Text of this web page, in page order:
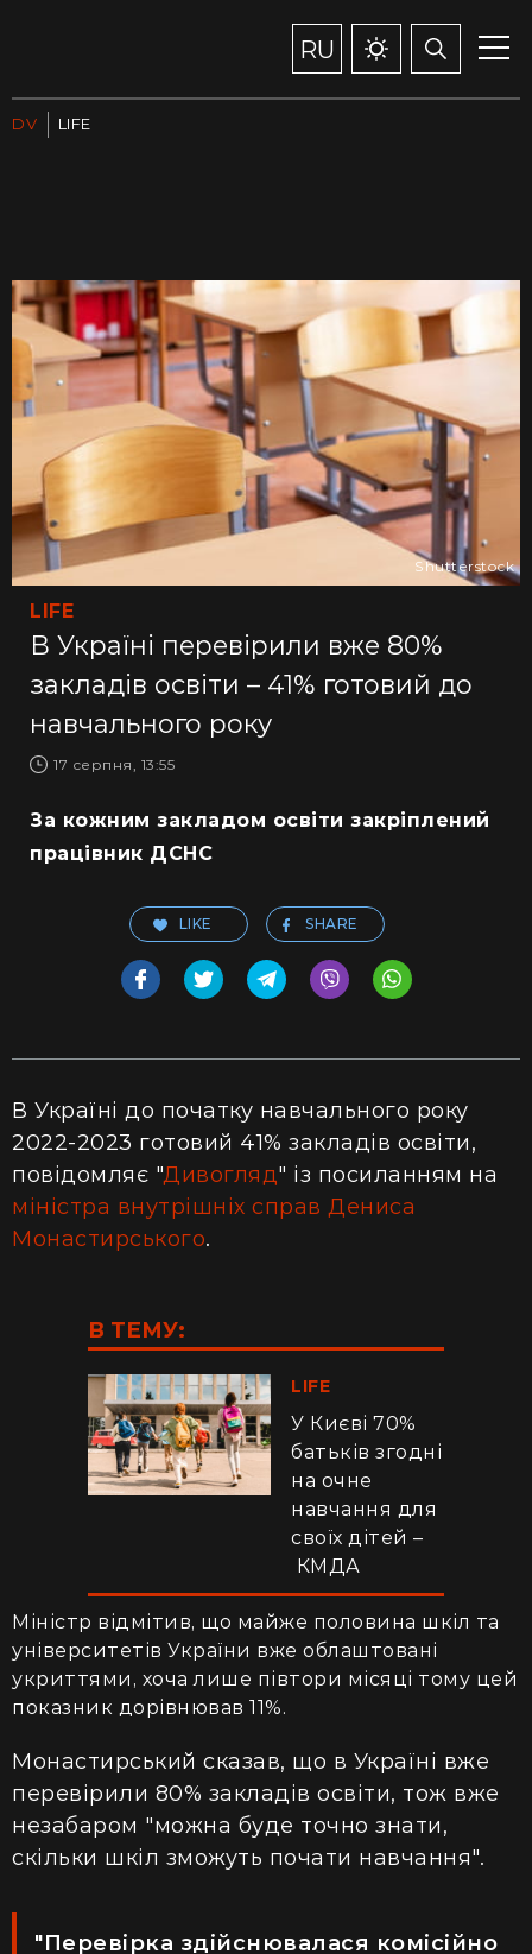
RU
DV LIFE
LIFE
В Україні перевірили вже 80%
закладів освіти – 41% готовий до
навчального року
17 серпня, 13:55
Shutterstock
За кожним закладом освіти закріплений
працівник ДСНС
LIKE SHARE
В Україні до початку навчального року
2022-2023 готовий 41% закладів освіти,
повідомляє "Дивогляд" із посиланням на
міністра внутрішніх справ Дениса
Монастирського.
В ТЕМУ:
LIFE
У Києві 70%
батьків згодні
на очне
навчання для
своїх дітей –
КМДА
Міністр відмітив, що майже половина шкіл та
університетів України вже облаштовані
укриттями, хоча лише півтори місяці тому цей
показник дорівнював 11%.
Монастирський сказав, що в Україні вже
перевірили 80% закладів освіти, тож вже
незабаром "можна буде точно знати,
скільки шкіл зможуть почати навчання".
"Перевірка здійснювалася комісійно